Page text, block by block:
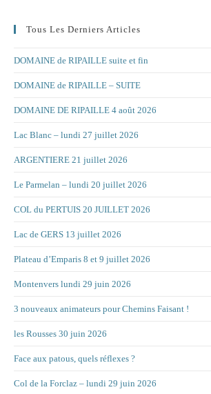
Tous Les Derniers Articles
DOMAINE de RIPAILLE suite et fin
DOMAINE de RIPAILLE – SUITE
DOMAINE DE RIPAILLE 4 août 2026
Lac Blanc – lundi 27 juillet 2026
ARGENTIERE 21 juillet 2026
Le Parmelan – lundi 20 juillet 2026
COL du PERTUIS 20 JUILLET 2026
Lac de GERS 13 juillet 2026
Plateau d’Emparis 8 et 9 juillet 2026
Montenvers lundi 29 juin 2026
3 nouveaux animateurs pour Chemins Faisant !
les Rousses 30 juin 2026
Face aux patous, quels réflexes ?
Col de la Forclaz – lundi 29 juin 2026